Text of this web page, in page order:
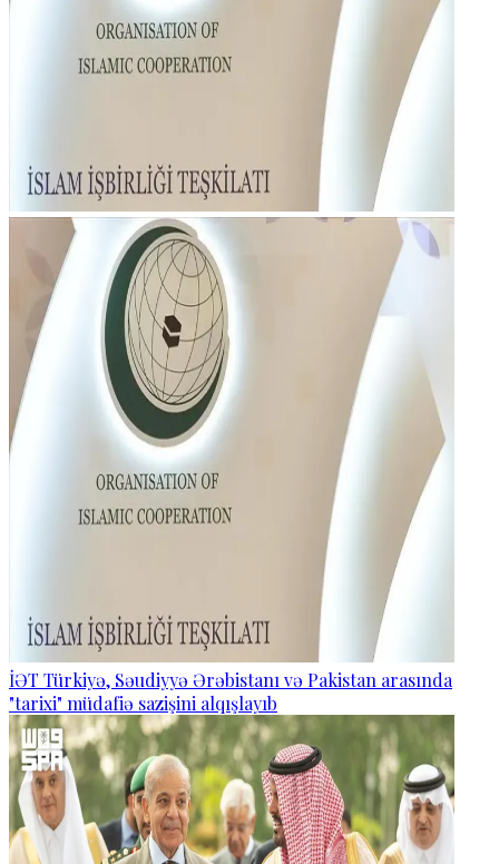
İƏT Türkiyə, Səudiyyə Ərəbistanı və Pakistan arasında
"tarixi" müdafiə sazişini alqışlayıb